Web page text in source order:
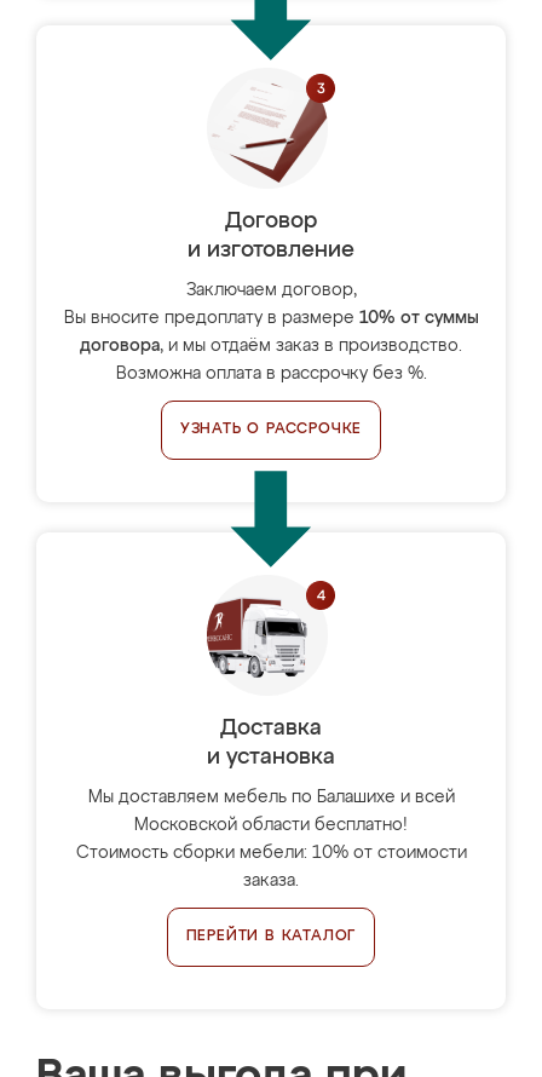
Договор
и изготовление
Заключаем договор,
Вы вносите предоплату в размере 10% от суммы
договора, и мы отдаём заказ в производство.
Возможна оплата в рассрочку без %.
УЗНАТЬ О РАССРОЧКЕ
Доставка
и установка
Мы доставляем мебель по Балашихе и всей
Московской области бесплатно!
Стоимость сборки мебели: 10% от стоимости
заказа.
ПЕРЕЙТИ В КАТАЛОГ